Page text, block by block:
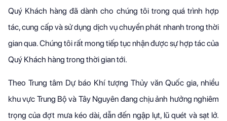
Quý Khách hàng đã dành cho chúng tôi trong quá trình hợp
tác, cung cấp và sử dụng dịch vụ chuyển phát nhanh trong thời
gian qua. Chúng tôi rất mong tiếp tục nhận được sự hợp tác của
Quý Khách hàng trong thời gian tới.
Theo Trung tâm Dự báo Khí tượng Thủy văn Quốc gia, nhiều
khu vực Trung Bộ và Tây Nguyên đang chịu ảnh hưởng nghiêm
trọng của đợt mưa kéo dài, dẫn đến ngập lụt, lũ quét và sạt lở.